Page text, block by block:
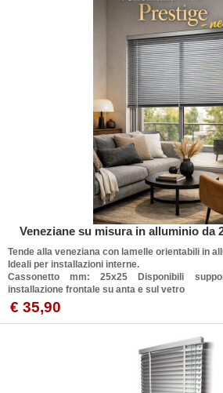
Veneziane su misura in alluminio da
Tende alla veneziana con lamelle orientabili in
Ideali per installazioni interne.
Cassonetto mm: 25x25
Disponibili
installazione frontale su anta e sul vetro
€ 35,90